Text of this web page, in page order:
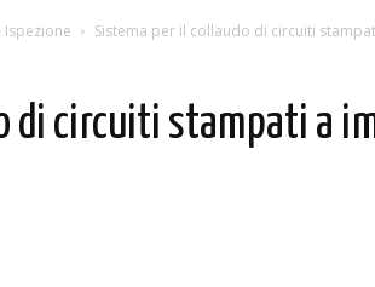
Ispezione Sistema per il collaudo di circuiti
di circuiti stampati a